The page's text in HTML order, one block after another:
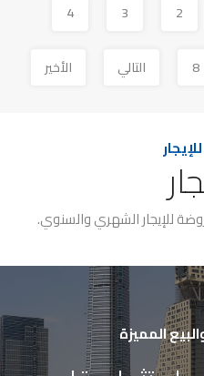
2
3
4
8 التالي الأخير
للإيجار الشهري والسنوي.
المميزة